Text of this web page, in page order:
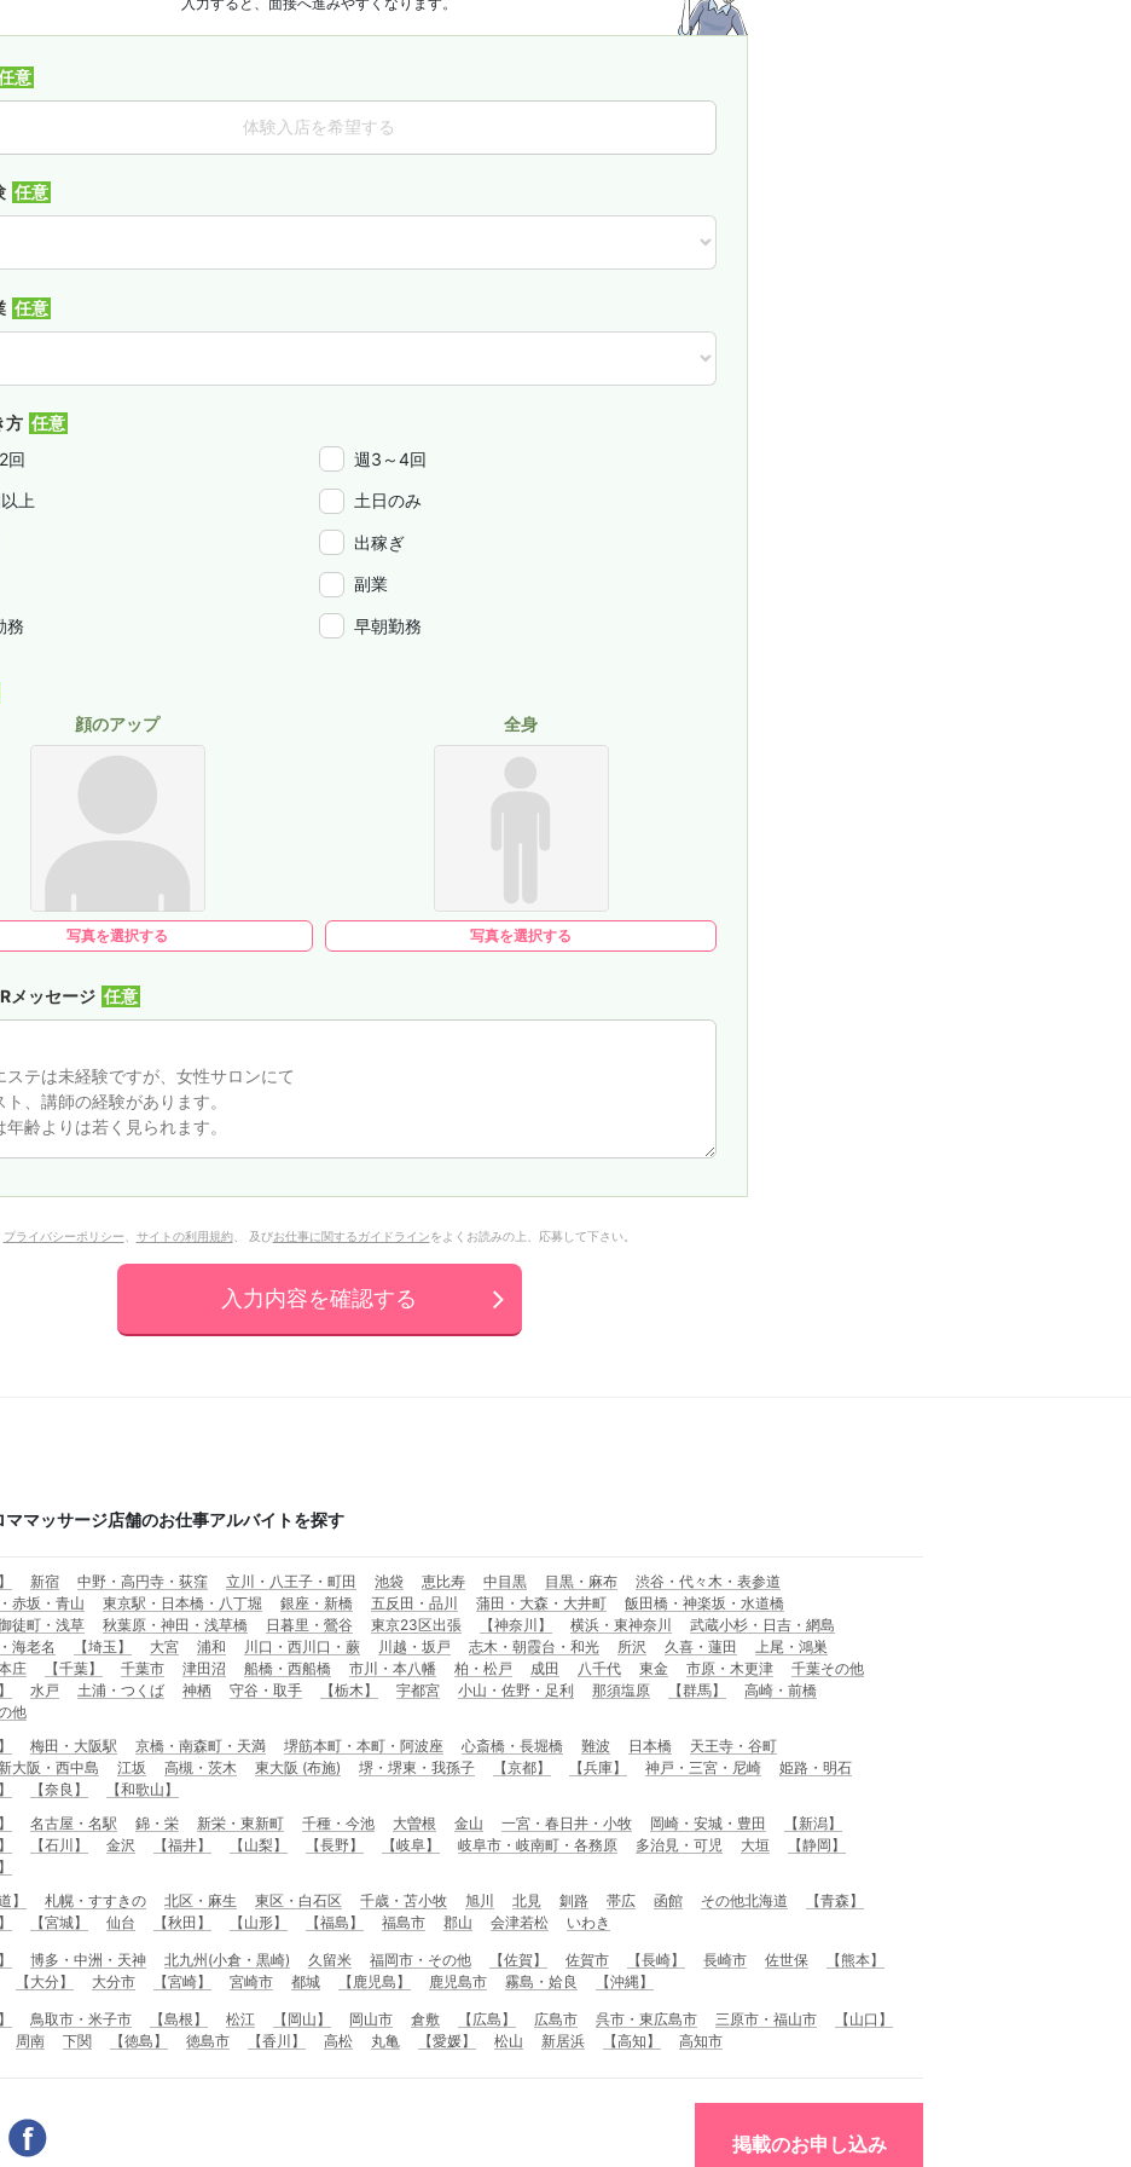
体験入店を希望する
方
回
週3～4回
上 土日のみ
出稼ぎ
副業
務 早朝勤務
顔のアップ
写真を選択する
全身
写真を選択する
メッセージ
プライバシーポリシー サイトの利用規約、 及びお仕事に関するガイドラインをよくお読みの上、応募して下さい。
入力内容を確認する
マッサージ店舗のお仕事アルバイトを探す
新宿 中野・高円寺・荻窪 立川・八王子・町田 池袋 恵比寿 中目黒 目黒・麻布
渋谷・代々木・表参道
赤坂・青山
東京駅・日本橋・八丁堀 銀座・新橋 五反田・品川 蒲田・大森・大井町
飯田橋・神楽坂・水道橋
徒町・浅草
秋葉原・神田・浅草橋 日暮里・鶯谷 東京23区出張 【神奈川】 横浜・東神奈川
武蔵小杉・日吉・網島
海老名
【埼玉】 大宮 浦和 川口・西川口・蕨 川越・坂戸 志木・朝霞台・和光 所沢 久喜・蓮田
上尾・鴻巣
庄
【千葉】 千葉市 津田沼 船橋・西船橋 市川・本八幡 柏・松戸 成田 八千代 東金 市原・木更津
千葉その他
水戸 土浦・つくば 神栖 守谷・取手 【栃木】 宇都宮 小山・佐野・足利 那須塩原 【群馬】
高崎・前橋
他
梅田・大阪駅 京橋・南森町・天満 堺筋本町・本町・阿波座 心斎橋・長堀橋 難波 日本橋
天王寺・谷町
大阪・西中島
江坂 高槻・茨木 東大阪 (布施) 堺・堺東・我孫子 【京都】 【兵庫】 神戸・三宮・尼崎
姫路・明石
【奈良】 【和歌山】
名古屋・名駅 錦・栄 新栄・東新町 千種・今池 大曽根 金山 一宮・春日井・小牧 岡崎・安城・豊田
【新潟】
【石川】 金沢 【福井】 【山梨】 【長野】 【岐阜】 岐阜市・岐南町・各務原 多治見・可児 大垣
【静岡】
】 札幌・すすきの 北区・麻生 東区・白石区 千歳・苫小牧 旭川 北見 釧路 帯広 函館 その他北海道
【青森】
【宮城】 仙台 【秋田】 【山形】 【福島】 福島市 郡山 会津若松 いわき
博多・中洲・天神 北九州(小倉・黒崎) 久留米 福岡市・その他 【佐賀】 佐賀市 【長崎】 長崎市 佐世保
【熊本】
【大分】 大分市 【宮崎】 宮崎市 都城 【鹿児島】 鹿児島市 霧島・姶良 【沖縄】
鳥取市・米子市 【島根】 松江 【岡山】 岡山市 倉敷 【広島】 広島市 呉市・東広島市 三原市・福山市
【山口】
周南 下関 【徳島】 徳島市 【香川】 高松 丸亀 【愛媛】 松山 新居浜 【高知】 高知市
掲載のお申し込み